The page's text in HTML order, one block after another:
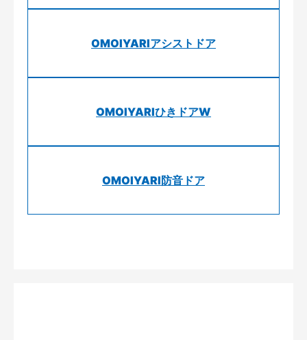
OMOIYARIアシストドア
OMOIYARIひきドアW
OMOIYARI防音ドア